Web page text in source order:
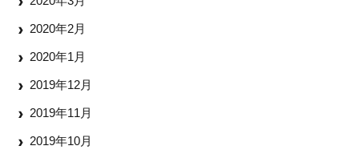
2020年2月
2020年1月
2019年12月
2019年11月
2019年10月